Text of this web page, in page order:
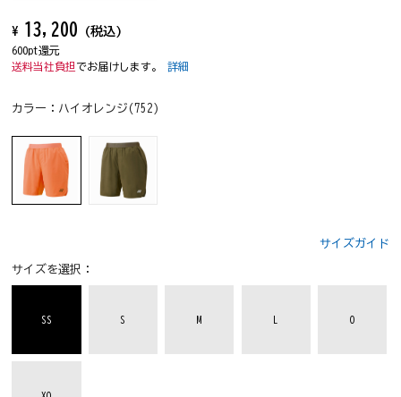
¥ 13,200 (税込)
600pt還元
送料当社負担 でお届けします。詳細
カラー： ハイオレンジ(752)
サイズガイド
サイズを選択：
SS S M O